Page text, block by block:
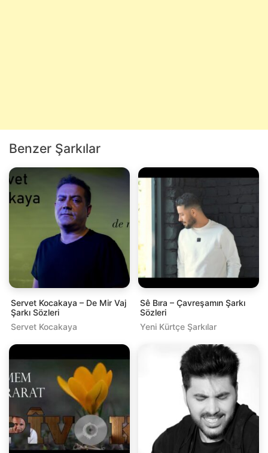
Benzer Şarkılar
Servet Kocakaya – De Mir Vaj
Şarkı Sözleri
Servet Kocakaya
Sê Bıra – Çavreşamın Şarkı
Sözleri
Yeni Kürtçe Şarkılar